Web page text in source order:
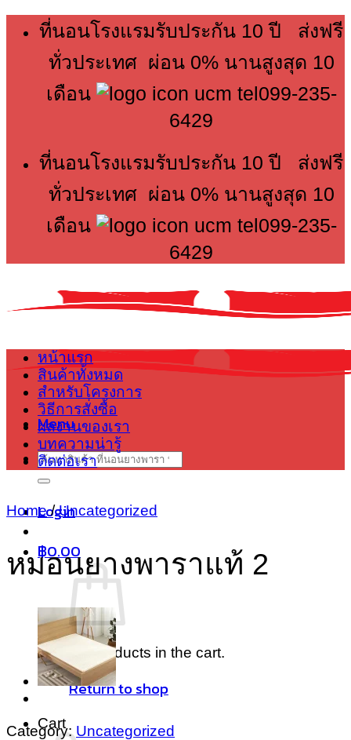
content
ที่นอนโรงแรมรับประกัน 10 ปี ส่งฟรี
ทั่วประเทศ ผ่อน 0% นานสูงสุด 10
เดือน
099-235-
6429
ที่นอนโรงแรมรับประกัน 10 ปี ส่งฟรี
ทั่วประเทศ ผ่อน 0% นานสูงสุด 10
เดือน
099-235-
6429
Menu
Search
for:
Login
฿0.00
No products in the cart.
Return to shop
Cart
หน้าแรก
สินค้าทั้งหมด
สำหรับโครงการ
วิธีการสั่งซื้อ
ผลงานของเรา
บทความน่ารู้
ติดต่อเรา
Home / Uncategorized
หมอนยางพาราแท้ 2
Category: Uncategorized